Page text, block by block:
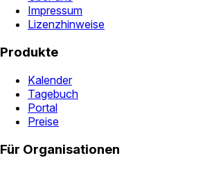
Impressum
Lizenzhinweise
Produkte
Kalender
Tagebuch
Portal
Preise
Für Organisationen